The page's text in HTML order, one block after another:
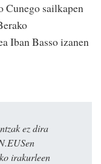
Cunego sailkapen
Iban Basso izanen
ez dira
irakurleen